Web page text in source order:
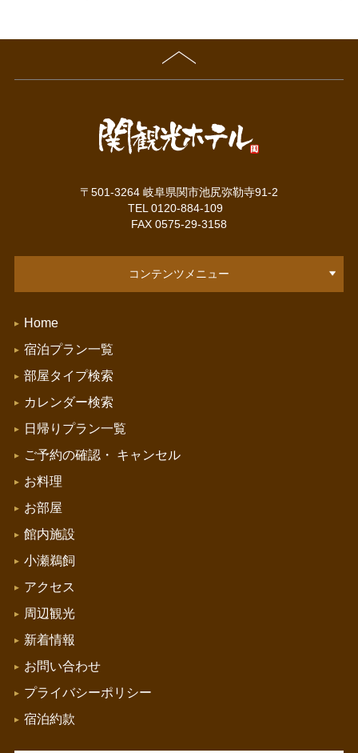
〒501-3264 岐阜県関市池尻弥勒寺91-2
TEL 0120-884-109
FAX 0575-29-3158
コンテンツメニュー
Home
宿泊プラン一覧
部屋タイプ検索
カレンダー検索
日帰りプラン一覧
ご予約の確認・
キャンセル
お料理
お部屋
館内施設
小瀬鵜飼
アクセス
周辺観光
新着情報
お問い合わせ
プライバシーポリシー
宿泊約款